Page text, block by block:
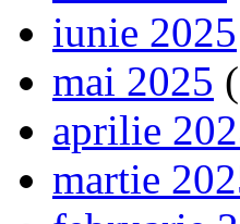
iunie 2025
mai 2025
aprilie
martie